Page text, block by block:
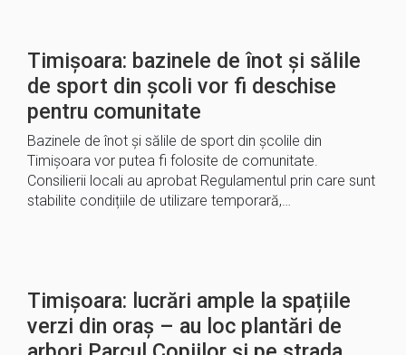
Timișoara: bazinele de înot și sălile
de sport din școli vor fi deschise
pentru comunitate
Bazinele de înot și sălile de sport din școlile din
Timișoara vor putea fi folosite de comunitate.
Consilierii locali au aprobat Regulamentul prin care sunt
stabilite condițiile de utilizare temporară,…
Timișoara: lucrări ample la spațiile
verzi din oraș – au loc plantări de